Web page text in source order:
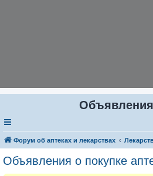
Объявления
Форум об аптеках и лекарствах
Объявления о покупке